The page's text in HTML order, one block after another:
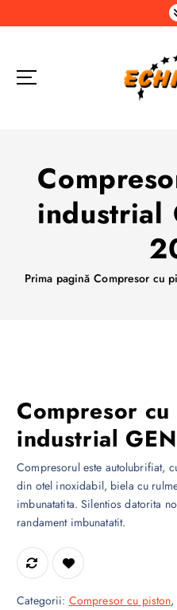
a
industrial
Prima pagină Compresor cu
Compresor
industrial
Compresorul este autolubrifiat,
din otel inoxidabil, biela cu
imbunatatita. Silentios datorita
randament imbunatatit.
Categorii: Compresor cu piston,